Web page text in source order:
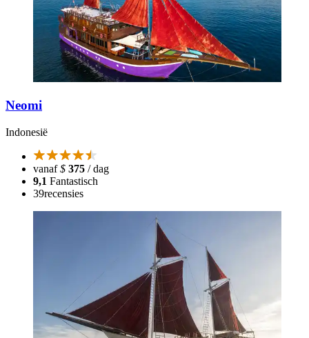
Neomi
Indonesië
vanaf$ 375 / dag
9,1 Fantastisch
39recensies